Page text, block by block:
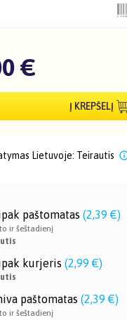
€
Į KREPŠELĮ
Lietuvoje: Teirautis
paštomatas (2,39 €)
ir šeštadienį
kurjeris (2,99 €)
paštomatas (2,39 €)
ir šeštadienį